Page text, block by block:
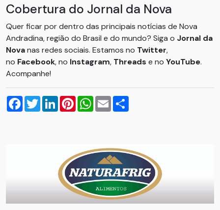
Cobertura do Jornal da Nova
Quer ficar por dentro das principais notícias de Nova
Andradina, região do Brasil e do mundo? Siga o Jornal da
Novanas redes sociais. Estamos no Twitter,
no Facebook, no Instagram, Threads e no YouTube.
Acompanhe!
Facebook
TwitterLinkedInPinterestWhatsApp
Email